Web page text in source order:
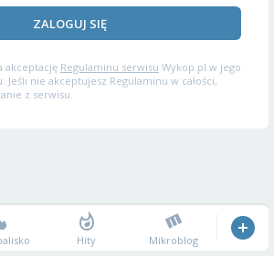
ZALOGUJ SIĘ
akceptację Regulaminu serwisu Wykop.pl w jego
nie akceptujesz Regulaminu w całości,
z serwisu.
Hity Mikroblog